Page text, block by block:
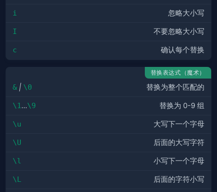
i 忽略大小写
I 不要忽略大小写
c 确认每个替换
替换表达式（魔术）
& | \0 替换为整个匹配的
\1 ...\9 替换为 0-9 组
\u 大写下一个字母
\U 后面的大写字符
\l 小写下一个字母
\L 后面的字符小写